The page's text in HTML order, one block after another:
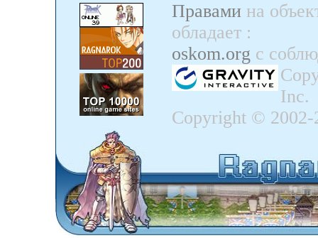
Правами на
обладает :
oskom.org с
Inc.
Copyright ©